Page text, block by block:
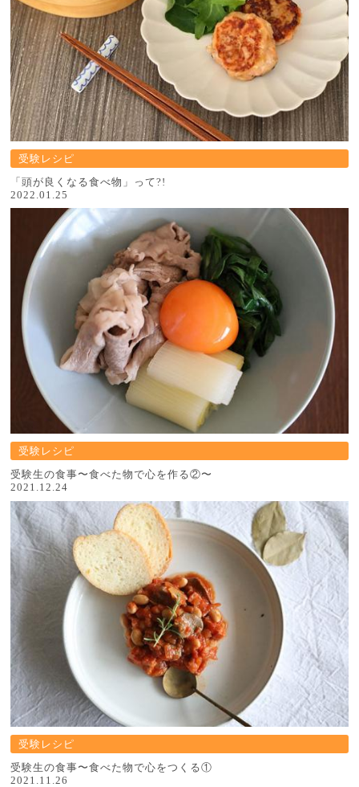
受験レシピ
「頭が良くなる食べ物」って?!
2022.01.25
受験レシピ
受験生の食事〜食べた物で心を作る②〜
2021.12.24
受験レシピ
受験生の食事〜食べた物で心をつくる①
2021.11.26